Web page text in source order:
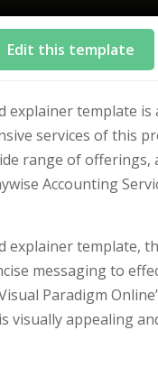
Edit this template
explainer template
services of this
range of
Accounting
explainer template,
messaging to
Paradigm
visually appealing